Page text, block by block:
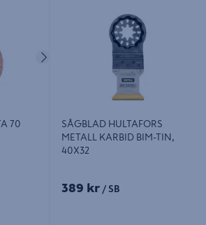
70
KARBID BIM-TIN, 40X32
SÅGBLAD HULTAFORS
METALL KARBID BIM-TIN,
40X32
389 kr / SB